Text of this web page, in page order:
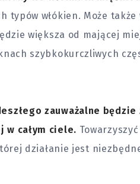
typów włókien. Może
większa od mającej
szybkokurczliwych
zauważalne
w całym ciele.
działanie jest